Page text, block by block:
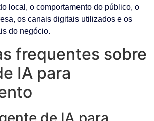
local, o comportamento do público, o
os canais digitais utilizados e os
do negócio.
frequentes sobre
IA para